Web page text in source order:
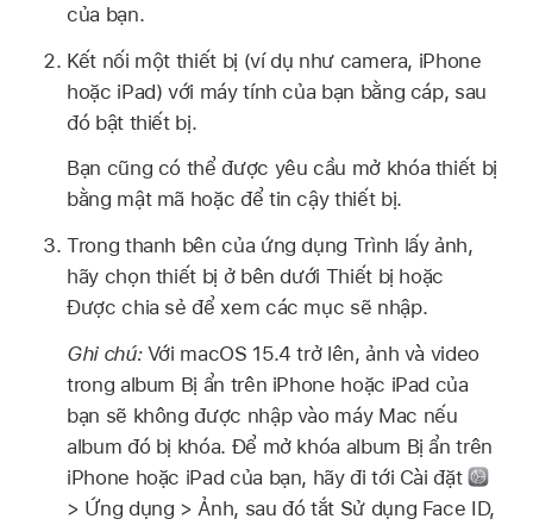
của bạn.
Kết nối một thiết bị (ví dụ như camera, iPhone
hoặc iPad) với máy tính của bạn bằng cáp, sau
đó bật thiết bị.
Bạn cũng có thể được yêu cầu mở khóa thiết bị
bằng mật mã hoặc để tin cậy thiết bị.
Trong thanh bên của ứng dụng Trình lấy ảnh,
hãy chọn thiết bị ở bên dưới Thiết bị hoặc
Được chia sẻ để xem các mục sẽ nhập.
Ghi chú: Với macOS 15.4 trở lên, ảnh và video
trong album Bị ẩn trên iPhone hoặc iPad của
bạn sẽ không được nhập vào máy Mac nếu
album đó bị khóa. Để mở khóa album Bị ẩn trên
iPhone hoặc iPad của bạn, hãy đi tới Cài đặt
> Ứng dụng > Ảnh, sau đó tắt Sử dụng Face ID,